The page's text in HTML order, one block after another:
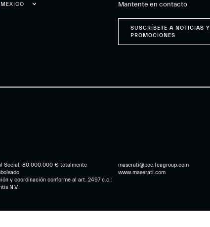
MEXICO Mantente en contacto
SUSCRÍBETE A NOTICIAS Y
PROMOCIONES
Social: 80.000.000 € totalmente
y coordinación conforme al art. 2497 c.c.:
N.V.
maserati@pec.fcagroup.com
www.maserati.com